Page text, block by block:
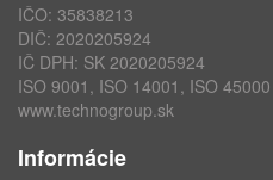
IČO: 35838213
DIČ: 2020205924
IČ DPH: SK 2020205924
ISO 9001, ISO 14001, ISO 45000
www.technogroup.sk
Informácie